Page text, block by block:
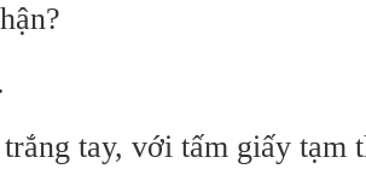
tay, với tấm giấy tạm